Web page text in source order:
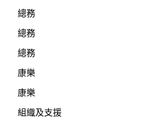
總務
總務
總務
康樂
康樂
組織及支援